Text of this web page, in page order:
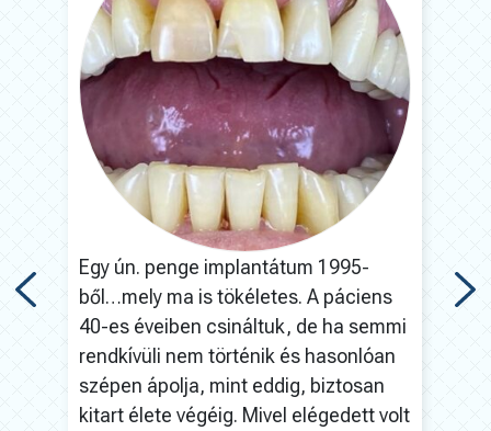
Egy ún. penge implantátum 1995-
ből…mely ma is tökéletes. A páciens
40-es éveiben csináltuk, de ha semmi
rendkívüli nem történik és hasonlóan
szépen ápolja, mint eddig, biztosan
kitart élete végéig. Mivel elégedett volt